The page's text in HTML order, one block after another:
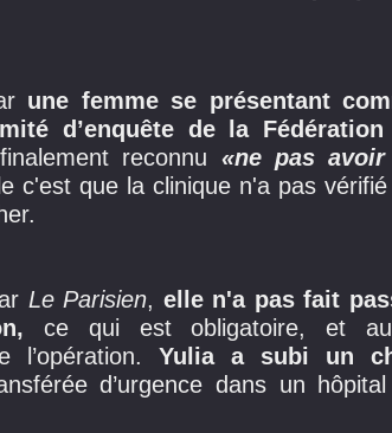
une femme se présentant
d’enquête de la
reconnu «ne pas avoir
c'est que la clinique n'a pas
Le Parisien, elle n'a pas fait
ce qui est obligatoire, et
l’opération. Yulia a subi un
d’urgence dans un